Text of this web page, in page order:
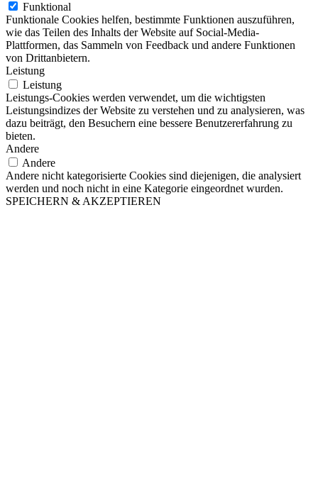
Funktional
Funktionale Cookies helfen, bestimmte Funktionen auszuführen,
wie das Teilen des Inhalts der Website auf Social-Media-
Plattformen, das Sammeln von Feedback und andere Funktionen
von Drittanbietern.
Leistung
Leistung
Leistungs-Cookies werden verwendet, um die wichtigsten
Leistungsindizes der Website zu verstehen und zu analysieren, was
dazu beiträgt, den Besuchern eine bessere Benutzererfahrung zu
bieten.
Andere
Andere
Andere nicht kategorisierte Cookies sind diejenigen, die analysiert
werden und noch nicht in eine Kategorie eingeordnet wurden.
SPEICHERN & AKZEPTIEREN